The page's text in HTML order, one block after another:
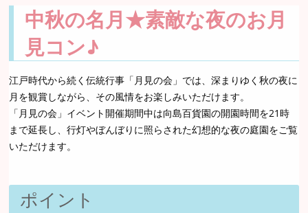
中秋の名月★素敵な夜のお月
見コン♪
江戸時代から続く伝統行事「月見の会」では、深まりゆく秋の夜に
月を観賞しながら、その風情をお楽しみいただけます。
「月見の会」イベント開催期間中は向島百貨園の開園時間を21時
まで延長し、行灯やぼんぼりに照らされた幻想的な夜の庭園をご覧
いただけます。
ポイント